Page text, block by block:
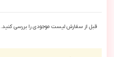
قبل از سفارش لیست موجودی را بررسی کنید.